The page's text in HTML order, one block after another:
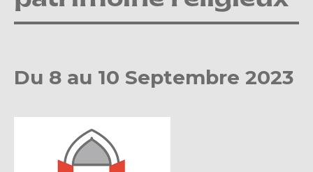
Du 8 au 10 Septembre 2023